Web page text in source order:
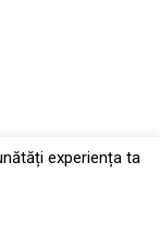
experiența ta